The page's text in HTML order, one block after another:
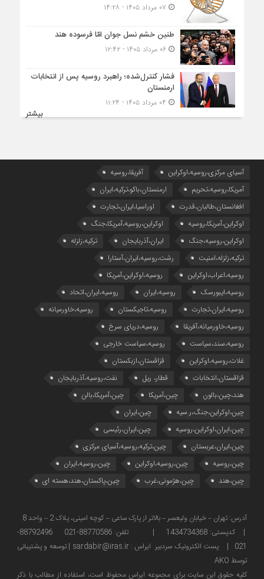
طنین خشم نسل جوان امّا فرسوده هند
۰۶ مرداد ۱۴۰۵ - ۱۲:۴۲
فشار کنترل‌شده؛ راهبرد روسیه پس از انتخابات
ارمنستان
بیشتر
آسیای مرکزی،روسیه،اوکراین
آفریقا،روسیه
آمریکا،روسیه،تحریم
ارمنستان،باکو،ترکیه،ایران
افغانستان،طالبان،قدرت
اوراسیا،ایران،تجارت
اوکراین،آمریکا،روسیه
اوکراین،روسیه،آمریکا،جنگ
اوکراین،روسیه،جنگ
ایران،آذربایجان
ترکیه،زلزله
ترکیه،زلزله،امنیت
رشت،روسیه،ایران،آستارا
روسیه،اعراب،اوکراین
روسیه،اوکراین،آمریکا
روسیه،ایبورسک
روسیه،ایران
روسیه،ایران،اتحاد
روسیه،ایران،تجارت
روسیه،تاجیکستان
روسیه،خاورمیانه
روسیه،خاورمیانه،آفریقا
روسیه،دریای سرخ
روسیه،سند،سیاست
روسیه،سیاست خارجی
غلات،روسیه،اوکراین
قزاقستان،ازبکستان
قزاقستان،انتخابات
قطار، ریل
نفت،روسیه،آذربایجان
هند،چین،بالون
چین،آمریکا
چین،آمریکا،بالن
چین،اوکراین،جنگ،ر.سیه
چین،ایران
چین،ایران،اوکراین،روسیه
چین،ایران،رئیسی
چین،ایران،عربستان
چین،ترکیه،روسیه،آسیای مرکزی
چین،روسیه
چین،روسیه،اوکراین
چین،روسیه،ایران
چین،هند
چین،هژمونی،غرب چین،پاکستان،هند،هسته ای
| کدپستی: 1434734368 | تلفن: 88770586-021 88792496-
021 | پست الکترونیک سردبیر ایراس : sardabir@iras.ir |
توسعه و پشتیبانی
توسط AKO
كليه حقوق این سایت برای مجموعه ایراس محفوظ است، استفاده از مطالب با ذكر